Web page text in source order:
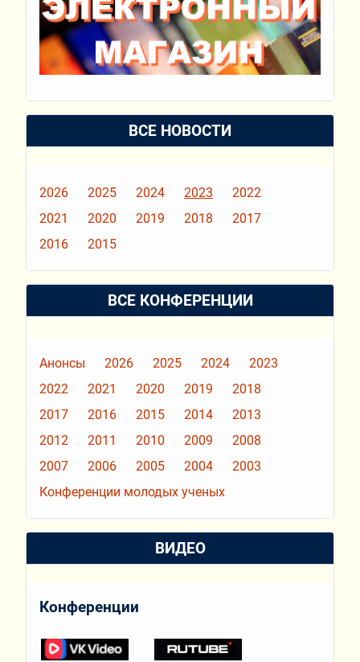
ВСЕ НОВОСТИ
2026 2025 2024 2023
2022
2021
2020 2019 2018
2017
2016
2015
ВСЕ КОНФЕРЕНЦИИ
Анонсы 2026 2025 2024
2023
2022
2021 2020 2019
2018
2017
2016 2015 2014
2013
2012
2011 2010 2009
2008
2007
2006 2005 2004
2003
Конференции молодых ученых
ВИДЕО
Конференции